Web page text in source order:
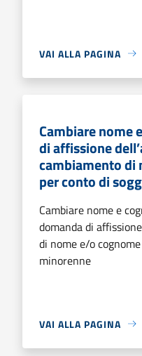
VAI ALLA PAGINA
Cambiare nome
di affissione
cambiamento di
per conto di
Cambiare nome e
domanda di
di nome e/o
minorenne
VAI ALLA PAGINA